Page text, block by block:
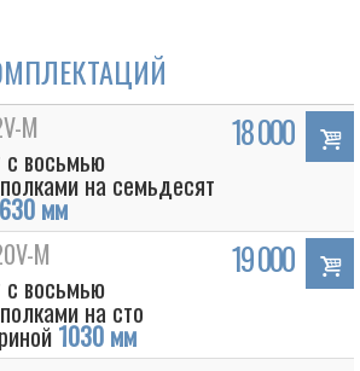
M
восьмью
на семьдесят
630 мм
18 000
M
восьмью
на сто
1030 мм
19 000